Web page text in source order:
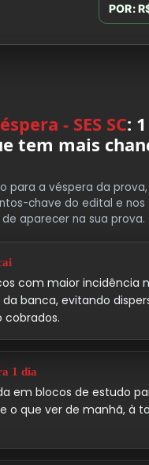
POR:
- SES SC:
tem mais
para a véspera da prova,
chave do edital e nos
aparecer na sua prova.
com maior incidência
banca, evitando
1 dia
em blocos de estudo
o que ver de manhã, à